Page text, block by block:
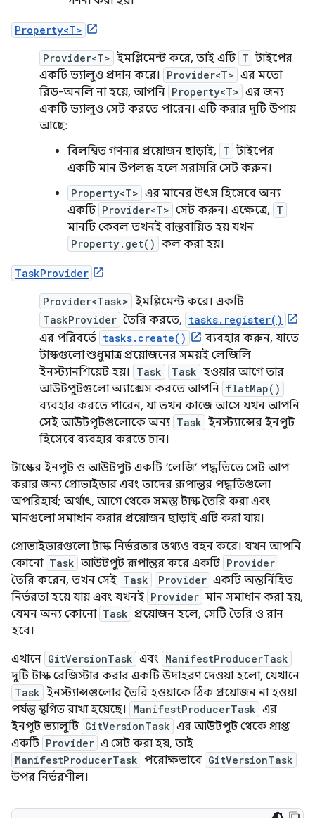
Property<T>
Provider<T> ইমপ্লিমেন্ট করে, তাই এটি T টাইপের
একটি ভ্যালুও প্রদান করে।
Provider<T> এর মতো
রিড-অনলি না হয়ে, আপনি Property<T> এর জন্য
একটি ভ্যালুও সেট করতে পারেন। এটি করার দুটি উপায়
আছে:
বিলম্বিত গণনার প্রয়োজন ছাড়াই, T টাইপের
একটি মান উপলব্ধ হলে সরাসরি সেট করুন।
Property<T> এর মানের উৎস হিসেবে অন্য
একটি Provider<T> সেট করুন। এক্ষেত্রে, T
মানটি কেবল তখনই বাস্তবায়িত হয় যখন
Property.get() কল করা হয়।
TaskProvider
Provider<Task> ইমপ্লিমেন্ট করে। একটি
TaskProvider তৈরি করতে, tasks.register()
এর পরিবর্তে tasks.create()
ব্যবহার করুন, যাতে
টাস্কগুলো শুধুমাত্র প্রয়োজনের সময়ই লেজিলি
ইনস্ট্যানশিয়েট হয়।
Task Task হওয়ার আগে তার
আউটপুটগুলো অ্যাক্সেস করতে আপনি flatMap()
ব্যবহার করতে পারেন, যা তখন কাজে আসে যখন আপনি
সেই আউটপুটগুলোকে অন্য Task ইনস্ট্যান্সের ইনপুট
হিসেবে ব্যবহার করতে চান।
টাস্কের ইনপুট ও আউটপুট একটি ‘লেজি’ পদ্ধতিতে সেট আপ
করার জন্য প্রোভাইডার এবং তাদের রূপান্তর পদ্ধতিগুলো
অপরিহার্য; অর্থাৎ, আগে থেকে সমস্ত টাস্ক তৈরি করা এবং
মানগুলো সমাধান করার প্রয়োজন ছাড়াই এটি করা যায়।
প্রোভাইডারগুলো টাস্ক নির্ভরতার তথ্যও বহন করে। যখন আপনি
কোনো Task আউটপুট রূপান্তর করে একটি Provider
তৈরি করেন, তখন সেই Task Provider একটি অন্তর্নিহিত
নির্ভরতা হয়ে যায় এবং যখনই Provider মান সমাধান করা হয়,
যেমন অন্য কোনো Task প্রয়োজন হলে, সেটি তৈরি ও রান
হবে।
এখানে GitVersionTask এবং ManifestProducerTask
দুটি টাস্ক রেজিস্টার করার একটি উদাহরণ দেওয়া হলো, যেখানে
Task ইনস্ট্যান্সগুলোর তৈরি হওয়াকে ঠিক প্রয়োজন না হওয়া
পর্যন্ত স্থগিত রাখা হয়েছে।
ManifestProducerTask এর
ইনপুট ভ্যালুটি GitVersionTask এর আউটপুট থেকে প্রাপ্ত
একটি Provider এ সেট করা হয়, তাই
ManifestProducerTask পরোক্ষভাবে GitVersionTask
উপর নির্ভরশীল।